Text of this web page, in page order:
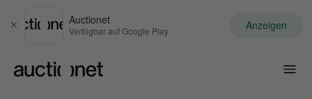
Schließen
Auctionet
Verfügbar auf Google Play Anzeigen